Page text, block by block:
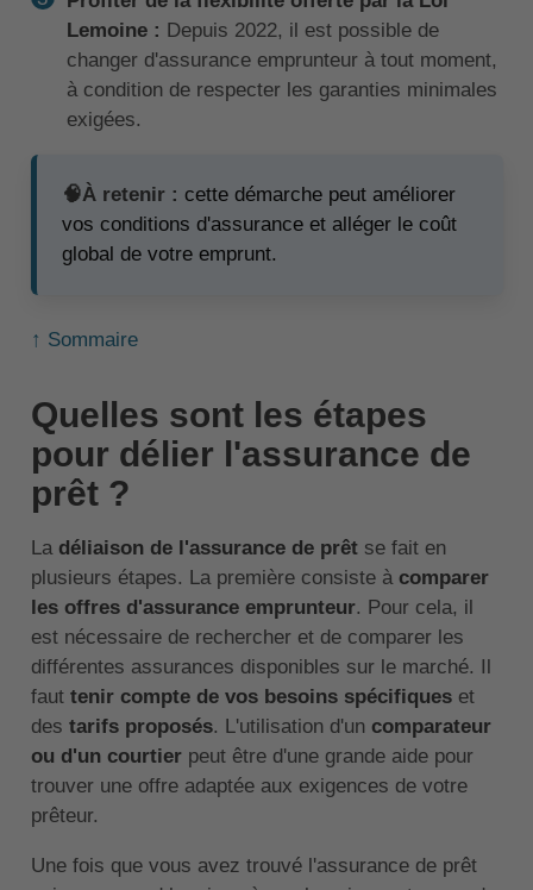
Lemoine : Depuis 2022, il est possible de
changer d'assurance emprunteur à tout moment,
à condition de respecter les garanties minimales
exigées.
🧠À retenir : cette démarche peut améliorer
vos conditions d'assurance et alléger le coût
global de votre emprunt.
↑ Sommaire
Quelles sont les étapes
pour délier l'assurance de
prêt ?
La déliaison de l'assurance de prêtse fait en
plusieurs étapes. La première consiste à comparer
les offres d'assurance emprunteur. Pour cela, il
est nécessaire de rechercher et de comparer les
différentes assurances disponibles sur le marché. Il
faut tenir compte de vos besoins spécifiqueset
des tarifs proposés. L'utilisation d'un comparateur
ou d'un courtierpeut être d'une grande aide pour
trouver une offre adaptée aux exigences de votre
prêteur.
Une fois que vous avez trouvé l'assurance de prêt